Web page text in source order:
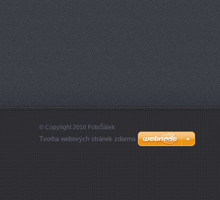
© Copyright 2016 FotoŠálek
Tvorba webových stránek zdarma